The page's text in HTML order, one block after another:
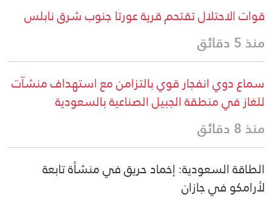
قوات الاحتلال تقتحم قرية عورتا جنوب شرق نابلس
منذ 5 دقائق
سماع دوي انفجار قوي بالتزامن مع استهداف منشآت
للغاز في منطقة الجبيل الصناعية بالسعودية
منذ 8 دقائق
الطاقة السعودية: إخماد حريق في منشأة تابعة
لأرامكو في جازان